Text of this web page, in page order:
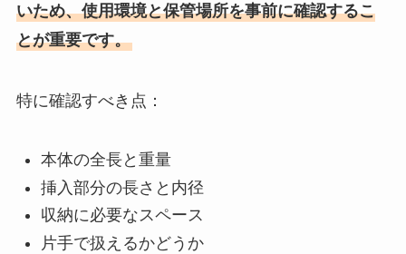
いため、使用環境と保管場所を事前に確認するこ
とが重要です。
特に確認すべき点：
本体の全長と重量
挿入部分の長さと内径
収納に必要なスペース
片手で扱えるかどうか